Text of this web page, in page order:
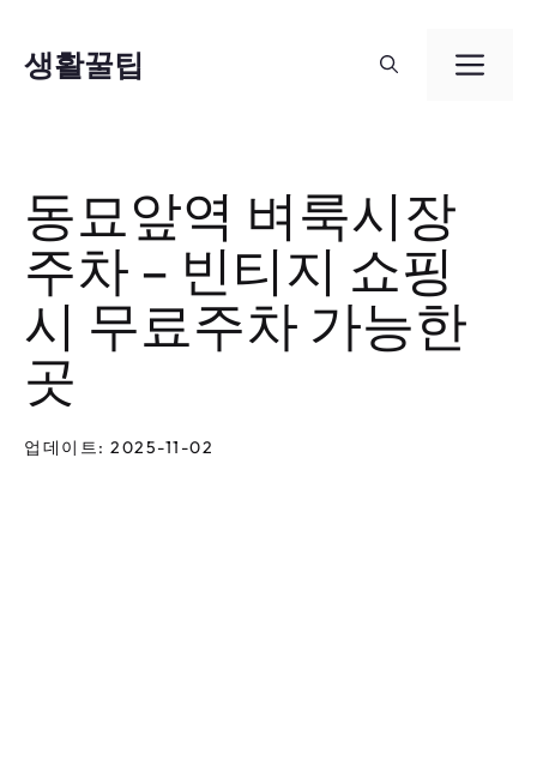
생활꿀팁
메
동묘앞역 벼룩시장
주차 – 빈티지 쇼핑
시 무료주차 가능한
곳
업데이트: 2025-11-02